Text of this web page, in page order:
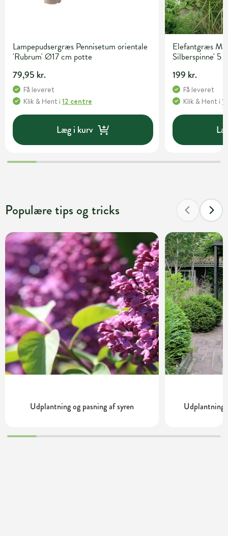
Lampepudsergræs Pennisetum orientale
'Rubrum' Ø17 cm potte
79,95 kr.
Få leveret
Klik & Hent i 12 centre
Læg i kurv
Elefantgræs
Silberspinne' 5
199 kr.
Få leveret
Klik & Hent i
Populære tips og tricks
Udplantning og pasning af syren Udplantning